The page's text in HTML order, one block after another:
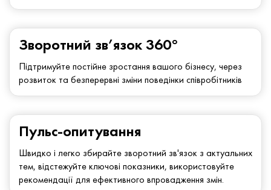
Зворотний зв’язок 360°
Підтримуйте постійне зростання вашого бізнесу, через
розвиток та безперервні зміни поведінки співробітників
Пульс-опитування
Швидко і легко збирайте зворотний зв'язок з актуальних
тем, відстежуйте ключові показники, використовуйте
рекомендації для ефективного впровадження змін.